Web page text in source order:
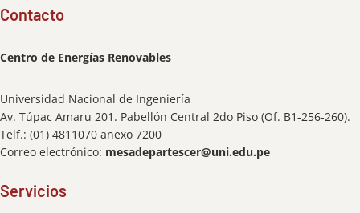
Contacto
Centro de Energías Renovables
Universidad Nacional de Ingeniería
Av. Túpac Amaru 201. Pabellón Central 2do Piso (Of. B1-256-260).
Telf.: (01) 4811070 anexo 7200
Correo electrónico: mesadepartescer@uni.edu.pe
Servicios